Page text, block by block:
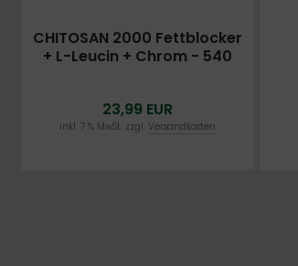
CHITOSAN 2000 Fettblocker
+ L-Leucin + Chrom - 540
23,99 EUR
inkl. 7 % MwSt. zzgl. Versandkosten